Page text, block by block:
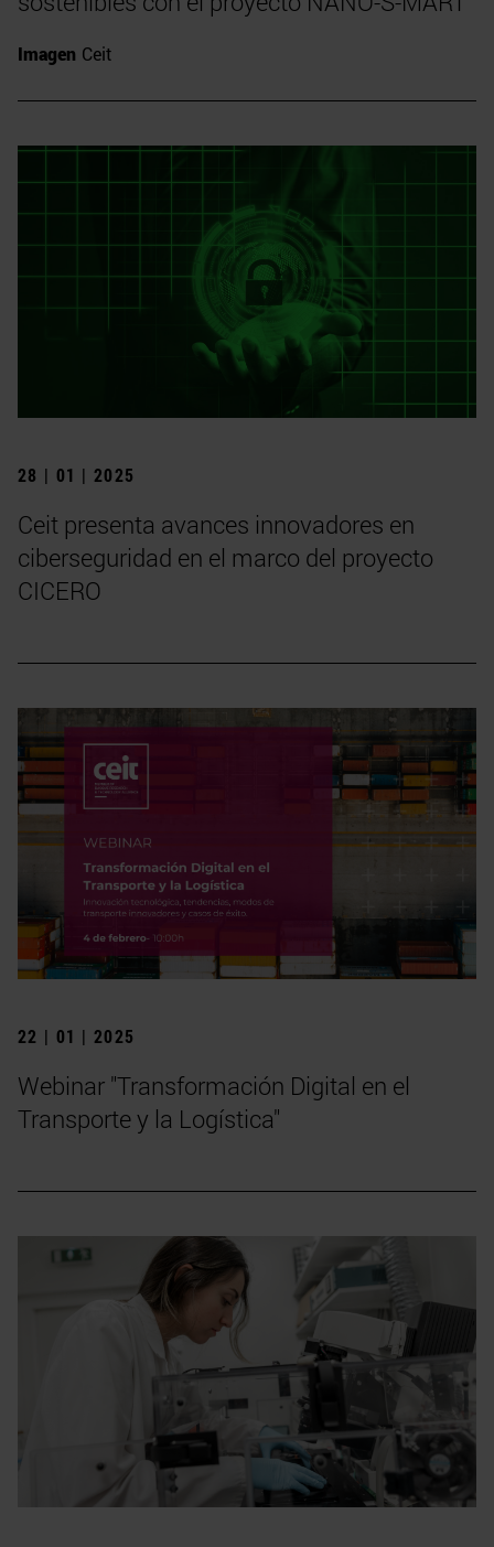
Imagen Ceit
28 | 01 | 2025
Ceit presenta avances innovadores en
ciberseguridad en el marco del proyecto
CICERO
22 | 01 | 2025
Webinar "Transformación Digital en el
Transporte y la Logística"